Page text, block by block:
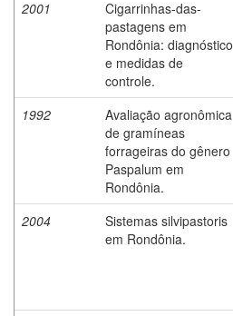
2001
Cigarrinhas-das-
pastagens em
Rondônia: diagnóstico
e medidas de
controle.
1992
Avaliação agronômica
de gramíneas
forrageiras do gênero
Paspalum em
Rondônia.
2004
Sistemas silvipastoris
em Rondônia.